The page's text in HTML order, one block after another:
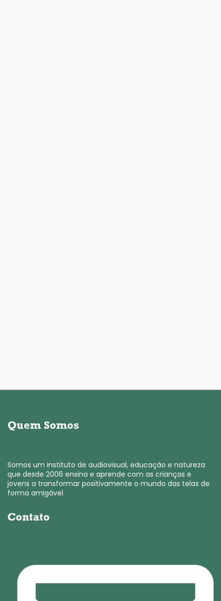
Quem Somos
Somos um instituto de audiovisual, educação e natureza
que desde 2006 ensina e aprende com as crianças e
jovens a transformar positivamente o mundo das telas de
forma amigável.
Contato